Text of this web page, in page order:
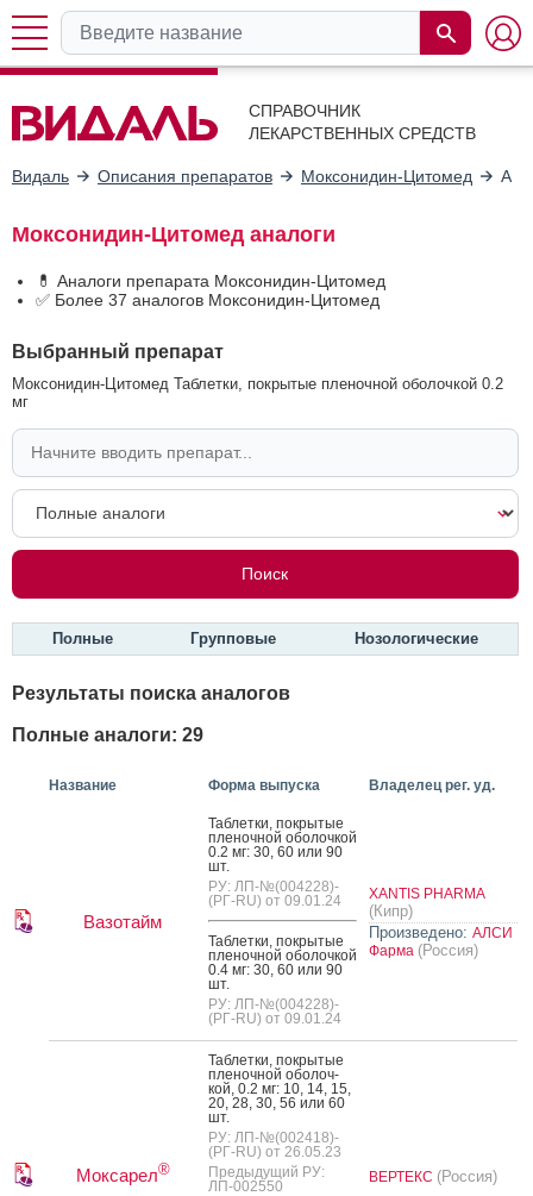
СПРАВОЧНИК
ЛЕКАРСТВЕННЫХ СРЕДСТВ
Видаль Описания препаратов Моксонидин-Цитомед
Моксонидин-Цитомед аналоги
💊 Аналоги препарата Моксонидин-Цитомед
✅ Более 37 аналогов Моксонидин-Цитомед
Выбранный препарат
Моксонидин-Цитомед Таблетки, покрытые пленочной оболочкой 0.2
мг
Полные Групповые Нозологические
Результаты поиска аналогов
Полные аналоги: 29
Название Форма выпуска Владелец рег. уд.
Вазотайм
Таб­летки, пок­ры­тые
пле­ноч­ной обо­лоч­кой
0.2 мг: 30, 60 или 90
шт.
РУ: ЛП-№(004228)-
(РГ-RU) от 09.01.24
Таб­летки, пок­ры­тые
пле­ноч­ной обо­лоч­кой
0.4 мг: 30, 60 или 90
шт.
РУ: ЛП-№(004228)-
(РГ-RU) от 09.01.24
XANTIS PHARMA
(Кипр)
Произведено: АЛСИ
Фарма (Россия)
Моксарел®
Таб­летки, пок­ры­тые
пле­ноч­ной обо­лоч­
кой, 0.2 мг: 10, 14, 15,
20, 28, 30, 56 или 60
шт.
РУ: ЛП-№(002418)-
(РГ-RU) от 26.05.23
Предыдущий РУ:
ЛП-002550
ВЕРТЕКС (Россия)